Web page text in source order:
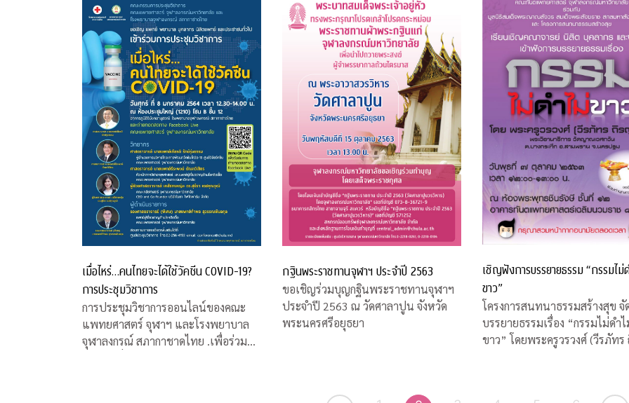
เมื่อไหร่…คนไทยจะได้ใช้วัคซีน COVID-19?
การประชุมวิชาการ
การประชุมวิชาการออนไลน์ของคณะ
แพทยศาสตร์ จุฬาฯ และโรงพยาบาล
จุฬาลงกรณ์ สภากาชาดไทย .เพื่อร่วมหา
กฐินพระราชทานจุฬาฯ ประจำปี 2563
ขอเชิญร่วมบุญกฐินพระราชทานจุฬาฯ
ประจำปี 2563 ณ วัดศาลาปูน จังหวัด
พระนครศรีอยุธยา
เชิญฟังการบรรยายธรรม “กรรมไม่
ขาว”
โครงการสนทนาธรรมสร้างสุข จั
บรรยายธรรมเรื่อง “กรรมไม่ดำ
ขาว” โดยพระครูวรวงศ์ (วีรภัทร